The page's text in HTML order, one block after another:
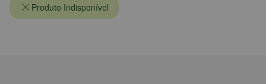
Produto Indisponível